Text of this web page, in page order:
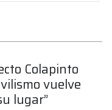
Colapinto
vuelve
lugar”